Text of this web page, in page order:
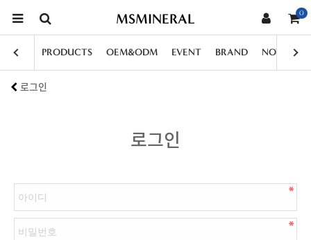
MSMINERAL 0
PRODUCTS OEM&ODM EVENT BRAND NOTICE
로그인
로그인